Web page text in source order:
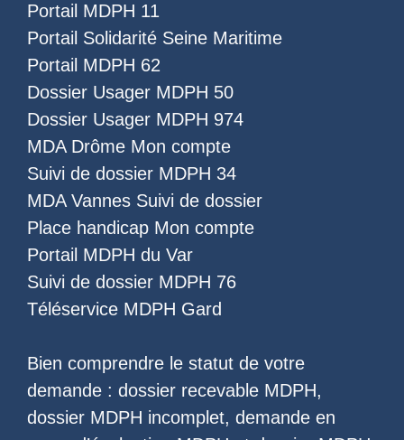
Portail MDPH 11
Portail Solidarité Seine Maritime
Portail MDPH 62
Dossier Usager MDPH 50
Dossier Usager MDPH 974
MDA Drôme Mon compte
Suivi de dossier MDPH 34
MDA Vannes Suivi de dossier
Place handicap Mon compte
Portail MDPH du Var
Suivi de dossier MDPH 76
Téléservice MDPH Gard
Bien comprendre le statut de votre
demande : dossier recevable MDPH,
dossier MDPH incomplet, demande en